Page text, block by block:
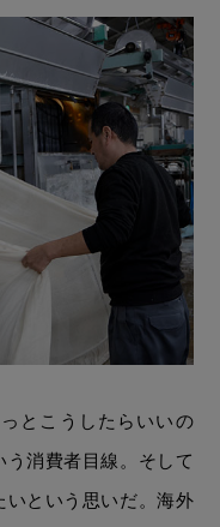
とこうしたらいいの
消費者目線。そして
いという思いだ。海外